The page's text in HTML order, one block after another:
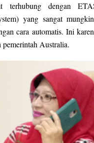
terhubung dengan
yang sangat
cara automatis. Ini
pemerintah Australia.